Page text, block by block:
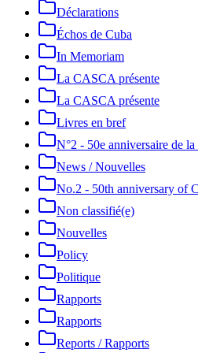
Déclarations
Échos de Cuba
In Memoriam
La CASCA présente
La CASCA présente
Livres en bref
N°2 - 50e anniversaire de
News / Nouvelles
No.2 - 50th anniversary of
Non classifié(e)
Nouvelles
Policy
Politique
Rapports
Rapports
Reports / Rapports